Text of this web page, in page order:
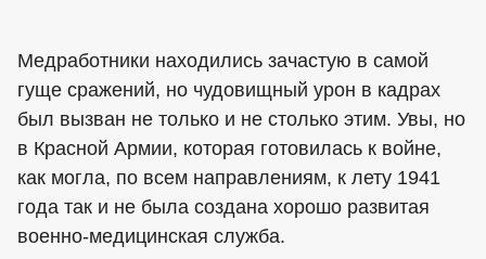
Медработники находились зачастую в самой
гуще сражений, но чудовищный урон в кадрах
был вызван не только и не столько этим. Увы, но
в Красной Армии, которая готовилась к войне,
как могла, по всем направлениям, к лету 1941
года так и не была создана хорошо развитая
военно-медицинская служба.